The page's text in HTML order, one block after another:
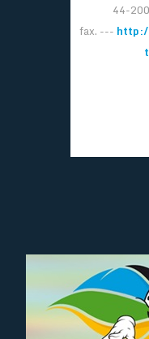
44-
fax. ---